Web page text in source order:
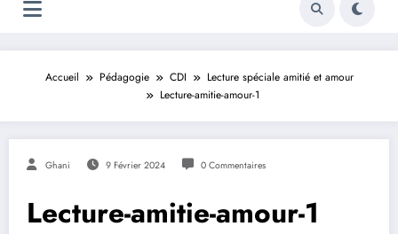
Accueil Pédagogie CDI
Lecture spéciale amitié et amour
Lecture-amitie-amour-1
Ghani 9 Février 2024 0 Commentaires
Lecture-amitie-amour-1